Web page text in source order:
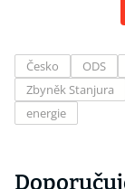
Česko ODS
Zbyněk Stanjura
energie